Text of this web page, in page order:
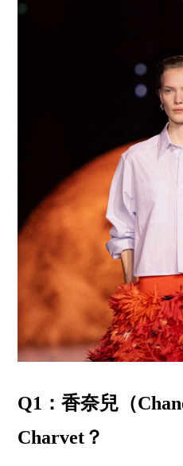
Q1：香奈兒（
Charvet？